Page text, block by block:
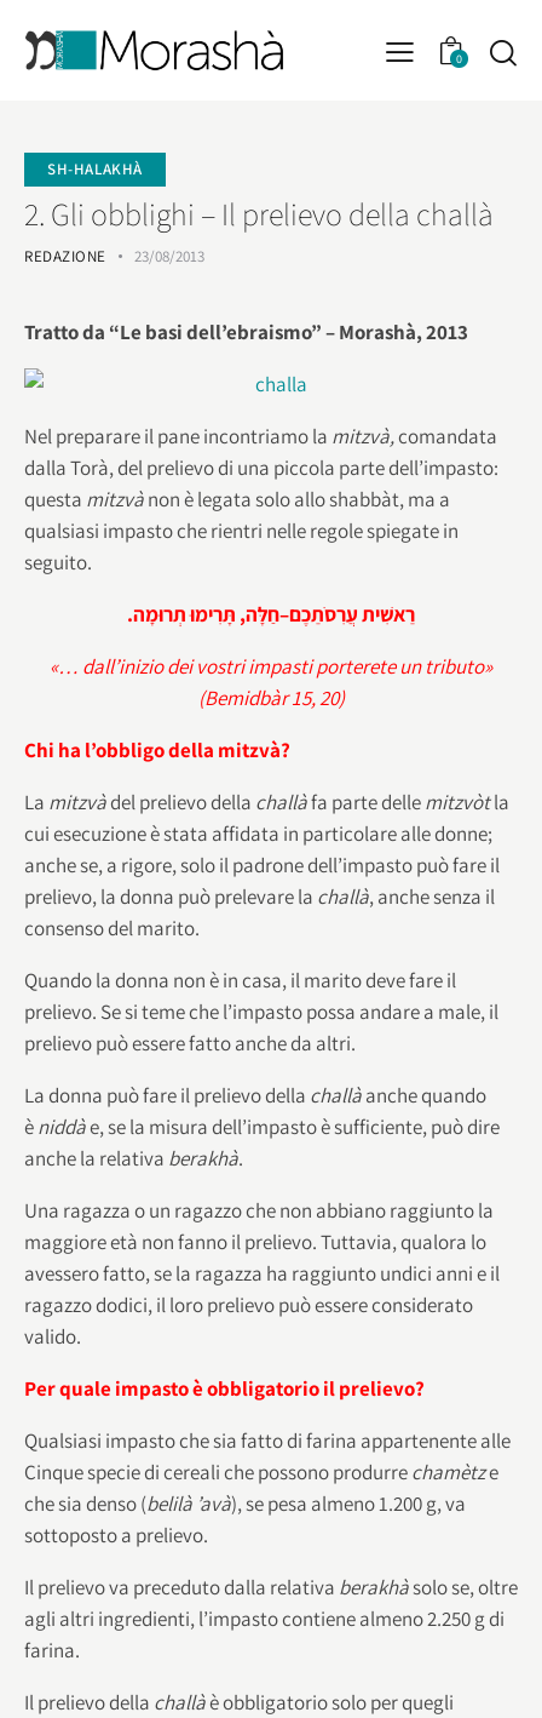
0
SH-HALAKHÀ
2. Gli obblighi – Il prelievo della challà
REDAZIONE 23/08/2013
Tratto da “Le basi dell’ebraismo” – Morashà, 2013
Nel preparare il pane incontriamo la mitzvà,comandata
dalla Torà, del prelievo di una piccola parte dell’impasto:
questa mitzvànon è legata solo allo shabbàt, ma a
qualsiasi impasto che rientri nelle regole spiegate in
seguito.
רֵאשִׁיתעֲרִסֹתֵכֶם–חַלָּה, תָּרִימוּתְרוּמָה.
«… dall’inizio dei vostri impasti porterete un tributo»
(Bemidbàr 15, 20)
Chi ha l’obbligo della mitzvà?
La mitzvàdel prelievo della challàfa parte dellemitzvòtla
cui esecuzione è stata affidata in particolare alle donne;
anche se, a rigore, solo il padrone dell’impasto può fare il
prelievo, la donna può prelevare la challà, anche senza il
consenso del marito.
Quando la donna non è in casa, il marito deve fare il
prelievo. Se si teme che l’impasto possa andare a male, il
prelievo può essere fatto anche da altri.
La donna può fare il prelievo della challàanche quando
èniddàe, se la misura dell’impasto è sufficiente, può dire
anche la relativa berakhà.
Una ragazza o un ragazzo che non abbiano raggiunto la
maggiore età non fanno il prelievo. Tuttavia, qualora lo
avessero fatto, se la ragazza ha raggiunto undici anni e il
ragazzo dodici, il loro prelievo può essere considerato
valido.
Per quale impasto è obbligatorio il prelievo?
Qualsiasi impasto che sia fatto di farina appartenente alle
Cinque specie di cereali che possono produrrechamètze
che sia denso (belilà ’avà), se pesa almeno 1.200 g, va
sottoposto a prelievo.
Il prelievo va preceduto dalla relativa berakhàsolo se, oltre
agli altri ingredienti, l’impasto contiene almeno 2.250 g di
farina.
Il prelievo della challàè obbligatorio solo per quegli